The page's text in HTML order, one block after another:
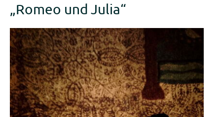
„Romeo und Julia“